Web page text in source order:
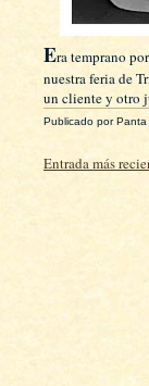
Era temprano
nuestra feria de
un cliente y otro
Publicado porPanta
Entrada más